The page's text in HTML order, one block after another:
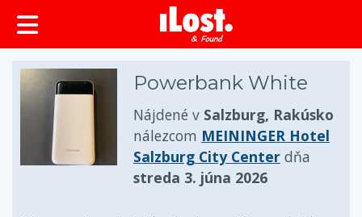
Powerbank White
Nájdené v Salzburg, Rakúsko
nálezcom MEININGER Hotel
Salzburg City Center dňa
streda 3. júna 2026